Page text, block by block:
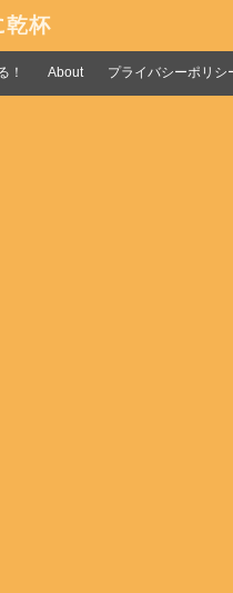
乾杯
！ About プライバシーポリシ